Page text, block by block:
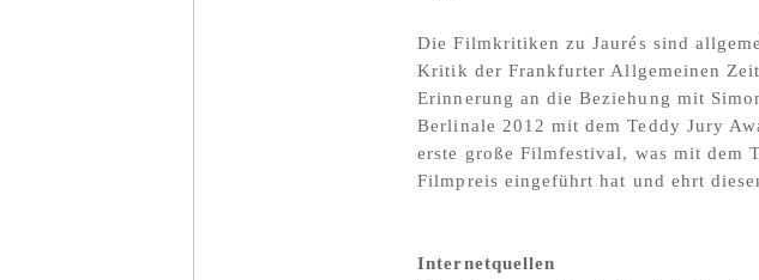
Die Filmkritiken zu Jaurés sind
Kritik der Frankfurter Allgemeinen
Erinnerung an die Beziehung mit
Berlinale 2012 mit dem Teddy Jury
erste große Filmfestival, was mit dem
Filmpreis eingeführt hat und ehrt
Internetquellen